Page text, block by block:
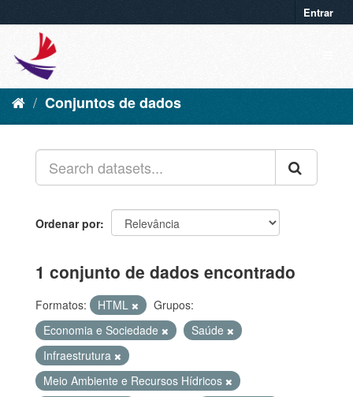
Entrar
Conjuntos de dados
Ordenar por
1 conjunto de dados encontrado
Formatos: HTML
Grupos:
Economia e Sociedade
Saúde
Infraestrutura
Meio Ambiente e Recursos Hídricos